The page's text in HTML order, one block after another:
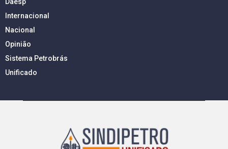
Internacional
Nacional
Opinião
Sistema Petrobrás
Unificado